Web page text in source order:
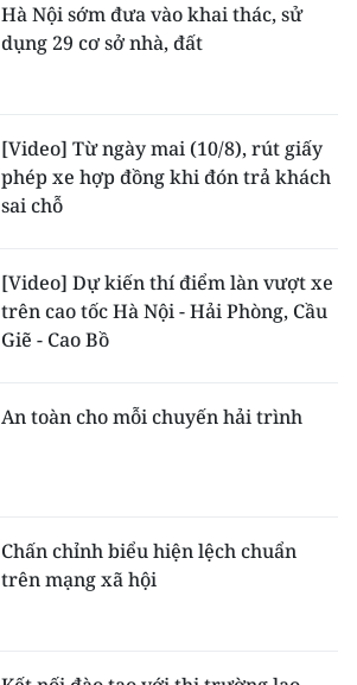
Hà Nội sớm đưa vào khai thác, sử
dụng 29 cơ sở nhà, đất
[Video] Từ ngày mai (10/8), rút giấy
phép xe hợp đồng khi đón trả khách
sai chỗ
[Video] Dự kiến thí điểm làn vượt xe
trên cao tốc Hà Nội - Hải Phòng, Cầu
Giẽ - Cao Bồ
An toàn cho mỗi chuyến hải trình
Chấn chỉnh biểu hiện lệch chuẩn
trên mạng xã hội